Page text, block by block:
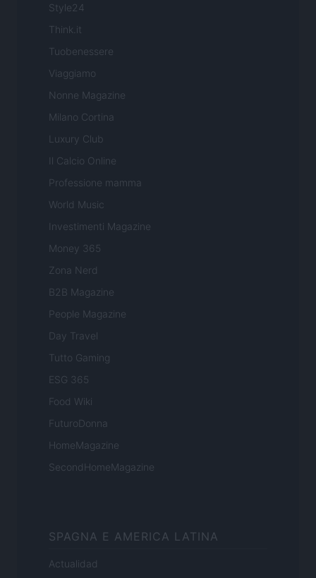
Style24
Think.it
Tuobenessere
Viaggiamo
Nonne Magazine
Milano Cortina
Luxury Club
Il Calcio Online
Professione mamma
World Music
Investimenti Magazine
Money 365
Zona Nerd
B2B Magazine
People Magazine
Day Travel
Tutto Gaming
ESG 365
Food Wiki
FuturoDonna
HomeMagazine
SecondHomeMagazine
SPAGNA E AMERICA LATINA
Actualidad